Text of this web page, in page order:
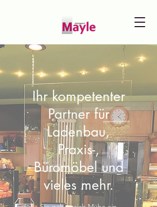
Ihr kompetenter
Partner für
Ladenbau,
Praxis-,
Büromöbel und
vieles mehr.